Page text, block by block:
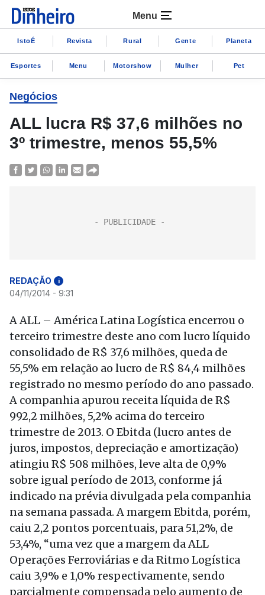
Menu
IstoÉ Revista Rural Gente Planeta
Esportes Menu Motorshow Mulher Pet
Negócios
ALL lucra R$ 37,6 milhões no
3º trimestre, menos 55,5%
REDAÇÃO i
04/11/2014 - 9:31
A ALL – América Latina Logística encerrou o
terceiro trimestre deste ano com lucro líquido
consolidado de R$ 37,6 milhões, queda de
55,5% em relação ao lucro de R$ 84,4 milhões
registrado no mesmo período do ano passado.
A companhia apurou receita líquida de R$
992,2 milhões, 5,2% acima do terceiro
trimestre de 2013. O Ebitda (lucro antes de
juros, impostos, depreciação e amortização)
atingiu R$ 508 milhões, leve alta de 0,9%
sobre igual período de 2013, conforme já
indicado na prévia divulgada pela companhia
na semana passada. A margem Ebitda, porém,
caiu 2,2 pontos porcentuais, para 51,2%, de
53,4%, “uma vez que a margem da ALL
Operações Ferroviárias e da Ritmo Logística
caiu 3,9% e 1,0% respectivamente, sendo
parcialmente compensada pelo aumento de